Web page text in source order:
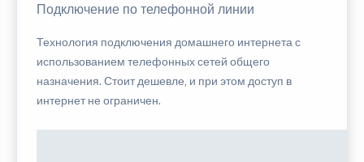
Подключение по телефонной линии
Технология подключения домашнего интернета с
использованием телефонных сетей общего
назначения. Стоит дешевле, и при этом доступ в
интернет не ограничен.